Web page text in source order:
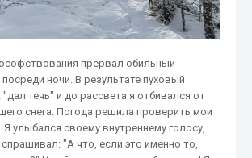
прервал обильный
посреди ночи. В результате пуховый
"дал течь" и до рассвета я отбивался от
снега. Погода решила проверить мои
улыбался своему внутреннему голосу,
"А что, если это именно то,